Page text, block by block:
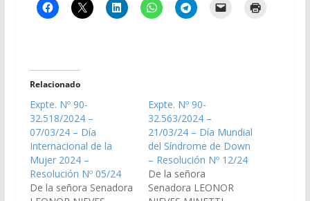
Relacionado
Expte. Nº 90-
32.518/2024 –
07/03/24 – Día
Internacional de la
Mujer 2024 –
Resolución Nº 05/24
De la señora Senadora
Expte. Nº 90-
32.563/2024 –
21/03/24 – Día Mundial
del Síndrome de Down
– Resolución Nº 12/24
De la señora
Senadora LEONOR